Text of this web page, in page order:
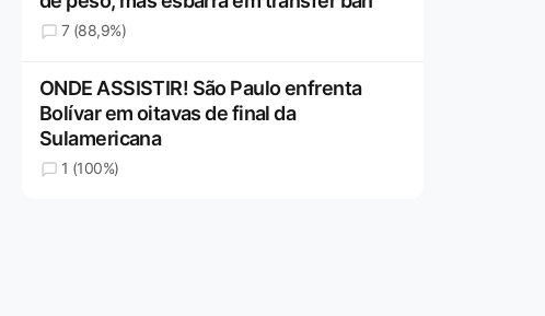
7 (88,9%)
ONDE ASSISTIR! São Paulo enfrenta
Bolívar em oitavas de final da
Sulamericana
1 (100%)